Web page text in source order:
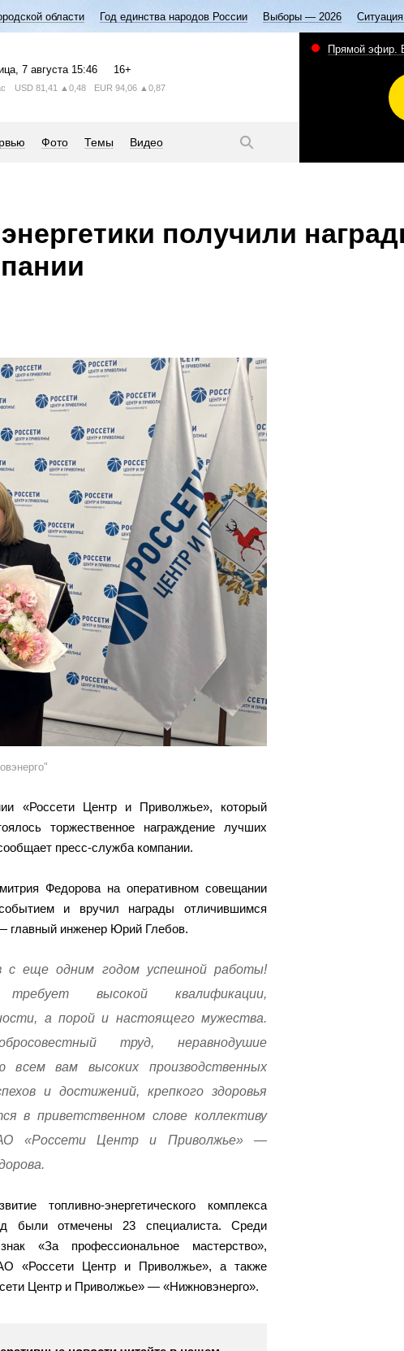
области Год единства народов России Выборы — 2026
, 7 августа 15:46 16+
USD 81,41 ▲0,48 EUR 94,06 ▲0,87
Фото Темы Видео
Прямой эфир.
получили
«Россети Центр и Приволжье», который
торжественное награждение лучших
пресс-служба компании.
Федорова на оперативном совещании
и вручил награды отличившимся
главный инженер Юрий Глебов.
с еще одним годом успешной работы!
высокой квалификации,
а порой и настоящего мужества.
труд, неравнодушие
вам высоких производственных
и достижений, крепкого здоровья
в приветственном слове коллективу
«Россети Центр и Приволжье» —
топливно-энергетического комплекса
были отмечены 23 специалиста. Среди
«За профессиональное мастерство»,
«Россети Центр и Приволжье», а также
Центр и Приволжье» — «Нижновэнерго».